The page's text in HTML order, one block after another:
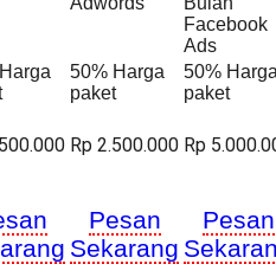
Facebook
Ads
50% Harga
paket
50%
paket
Rp 2.500.000 Rp
Pesan
Sekarang
Pesan